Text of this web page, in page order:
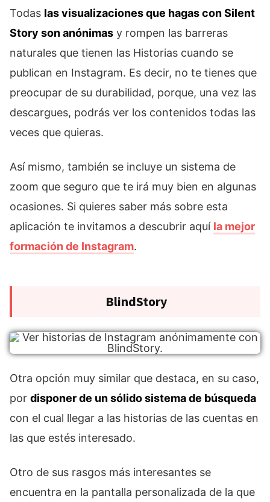
Todas las visualizaciones que hagas con Silent
Story son anónimas y rompen las barreras
naturales que tienen las Historias cuando se
publican en Instagram. Es decir, no te tienes que
preocupar de su durabilidad, porque, una vez las
descargues, podrás ver los contenidos todas las
veces que quieras.
Así mismo, también se incluye un sistema de
zoom que seguro que te irá muy bien en algunas
ocasiones. Si quieres saber más sobre esta
aplicación te invitamos a descubrir aquí la mejor
formación de Instagram.
BlindStory
Otra opción muy similar que destaca, en su caso,
por disponer de un sólido sistema de búsqueda
con el cual llegar a las historias de las cuentas en
las que estés interesado.
Otro de sus rasgos más interesantes se
encuentra en la pantalla personalizada de la que